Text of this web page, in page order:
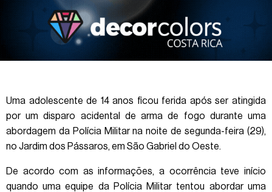
Uma adolescente de 14 anos ficou ferida após ser atingida
por um disparo acidental de arma de fogo durante uma
abordagem da Polícia Militar na noite de segunda-feira (29),
no Jardim dos Pássaros, em São Gabriel do Oeste.
De acordo com as informações, a ocorrência teve início
quando uma equipe da Polícia Militar tentou abordar uma